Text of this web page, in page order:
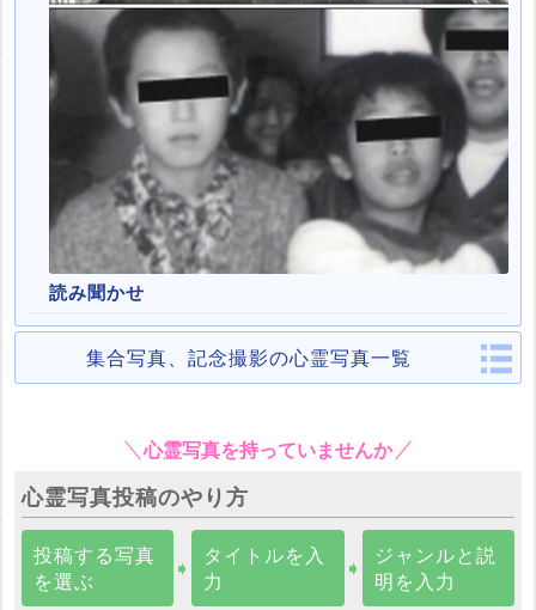
読み聞かせ
集合写真、記念撮影の心霊写真一覧
心霊写真を持っていませんか
心霊写真投稿のやり方
投稿する写真
を選ぶ
➧
タイトルを入
力
➧
ジャンルと説
明を入力